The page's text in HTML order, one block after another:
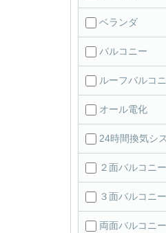
ベランダ
バルコニー
ルーフバルコ
オール電化
24時間換気シ
２面バルコニー
３面バルコニー
両面バルコニー